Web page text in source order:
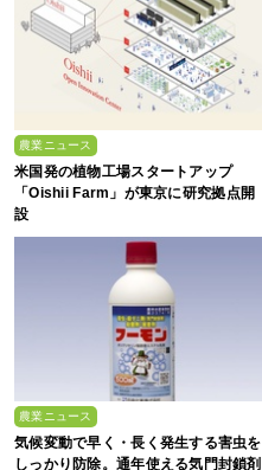
農業ニュース
米国発の植物工場スタートアップ
「Oishii Farm」が東京に研究拠点開
設
農業ニュース
気候変動で早く・長く発生する害虫を
しっかり防除。通年使える気門封鎖剤